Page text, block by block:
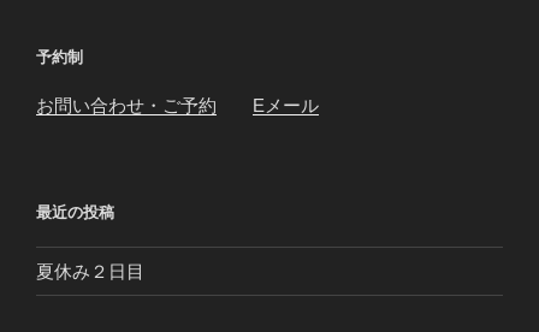
予約制
お問い合わせ・ご予約 Eメール
最近の投稿
夏休み２日目